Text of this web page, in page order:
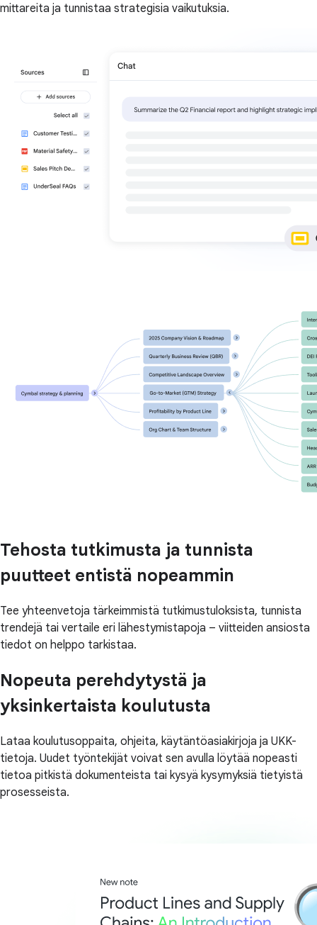
mittareita ja tunnistaa strategisia vaikutuksia.
Tehosta tutkimusta ja tunnista
puutteet entistä nopeammin
Tee yhteenvetoja tärkeimmistä tutkimustuloksista, tunnista
trendejä tai vertaile eri lähestymistapoja – viitteiden ansiosta
tiedot on helppo tarkistaa.
Nopeuta perehdytystä ja
yksinkertaista koulutusta
Lataa koulutusoppaita, ohjeita, käytäntöasiakirjoja ja UKK-
tietoja. Uudet työntekijät voivat sen avulla löytää nopeasti
tietoa pitkistä dokumenteista tai kysyä kysymyksiä tietyistä
prosesseista.